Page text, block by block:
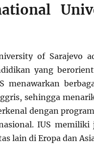
of Sarajevo
yang
menawarkan
sehingga
dengan
IUS
lain di Eropa dan